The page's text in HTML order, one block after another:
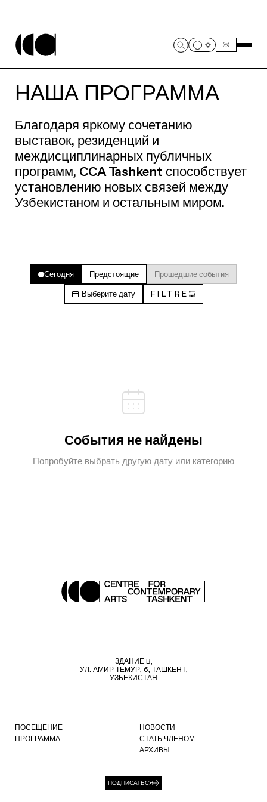
НАША ПРОГРАММА
Благодаря яркому сочетанию
выставок, резиденций и
междисциплинарных публичных
программ, CCA Tashkent способствует
установлению новых связей между
Узбекистаном и остальным миром.
Сегодня Предстоящие Прошедшие события
Выберите дату FILTRE
События не найдены
Попробуйте выбрать другую дату или категорию
ЗДАНИЕ B,
УЛ. АМИР ТЕМУР, 6, ТАШКЕНТ,
УЗБЕКИСТАН
ПОСЕЩЕНИЕ
ПРОГРАММА
НОВОСТИ
СТАТЬ ЧЛЕНОМ
АРХИВЫ
ПОДПИСАТЬСЯ